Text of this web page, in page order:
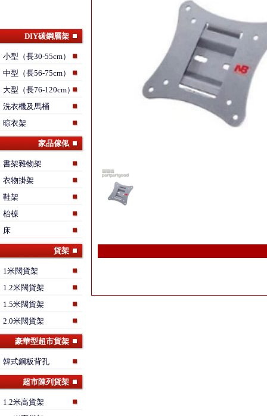
DIY碳鋼層架
小型（長30-55cm）
中型（長56-75cm）
大型（長76-120cm）
洗衣機及馬桶
晾衣架
家品傢俬
書架雜物架
衣物掛架
鞋架
枱槕
床
貨架
1米闊貨架
1.2米闊貨架
1.5米闊貨架
2.0米闊貨架
豪華型超市貨架
韓式鋼板背孔
超市陳列貨架
1.2米高貨架